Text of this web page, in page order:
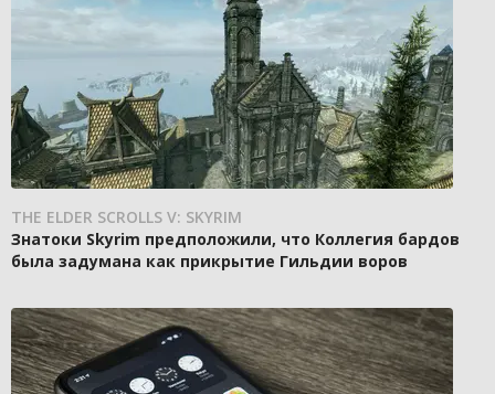
THE ELDER SCROLLS V: SKYRIM
Знатоки Skyrim предположили, что Коллегия бардов
была задумана как прикрытие Гильдии воров